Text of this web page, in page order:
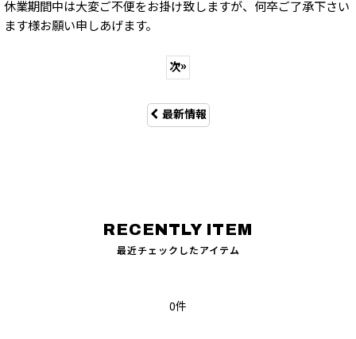
休業期間中は大変ご不便をお掛け致しますが、何卒ご了承下さい
ます様お願い申しあげます。
次»
最新情報
最近チェックしたアイテム
0件